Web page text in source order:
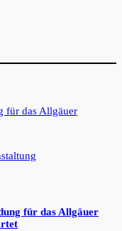
für das Allgäuer